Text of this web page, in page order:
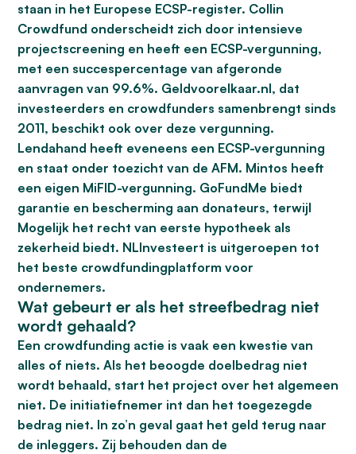
staan in het Europese ECSP-register. Collin
Crowdfund onderscheidt zich door intensieve
projectscreening en heeft een ECSP-vergunning,
met een succespercentage van afgeronde
aanvragen van 99.6%. Geldvoorelkaar.nl, dat
investeerders en crowdfunders samenbrengt sinds
2011, beschikt ook over deze vergunning.
Lendahand heeft eveneens een ECSP-vergunning
en staat onder toezicht van de AFM. Mintos heeft
een eigen MiFID-vergunning. GoFundMe biedt
garantie en bescherming aan donateurs, terwijl
Mogelijk het recht van eerste hypotheek als
zekerheid biedt. NLInvesteert is uitgeroepen tot
het beste crowdfundingplatform voor
ondernemers.
Wat gebeurt er als het streefbedrag niet
wordt gehaald?
Een crowdfunding actie is vaak een kwestie van
alles of niets. Als het beoogde doelbedrag niet
wordt behaald, start het project over het algemeen
niet. De initiatiefnemer int dan het toegezegde
bedrag niet. In zo’n geval gaat het geld terug naar
de inleggers. Zij behouden dan de